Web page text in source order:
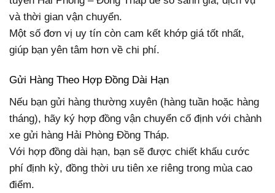
và thời gian vận chuyển.
Một số đơn vị uy tín còn cam kết khớp giá tốt nhất,
giúp bạn yên tâm hơn về chi phí.
Gửi Hàng Theo Hợp Đồng Dài Hạn
Nếu bạn gửi hàng thường xuyên (hàng tuần hoặc hàng
tháng), hãy ký hợp đồng vận chuyển cố định với chành
xe gửi hàng Hải Phòng Đồng Tháp.
Với hợp đồng dài hạn, bạn sẽ được chiết khấu cước
phí định kỳ, đồng thời ưu tiên xe riêng trong mùa cao
điểm.